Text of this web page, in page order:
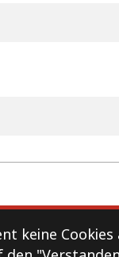
keine
Impressum